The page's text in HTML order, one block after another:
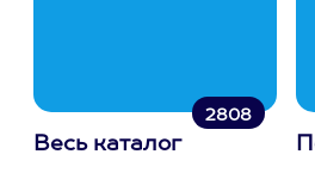
2808
Весь каталог